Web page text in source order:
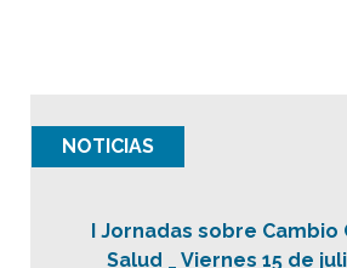
NOTICIAS
I Jornadas sobre Cambio
Salud _ Viernes 15 de